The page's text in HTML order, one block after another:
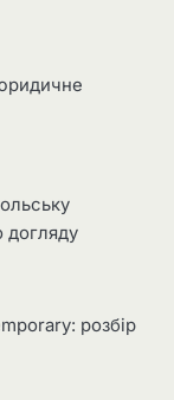
догляду
розбір